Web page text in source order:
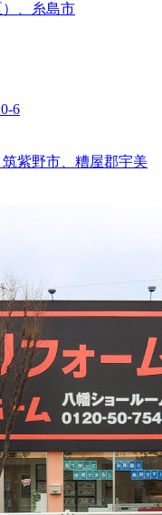
、糸島市
6
紫野市、糟屋郡宇美